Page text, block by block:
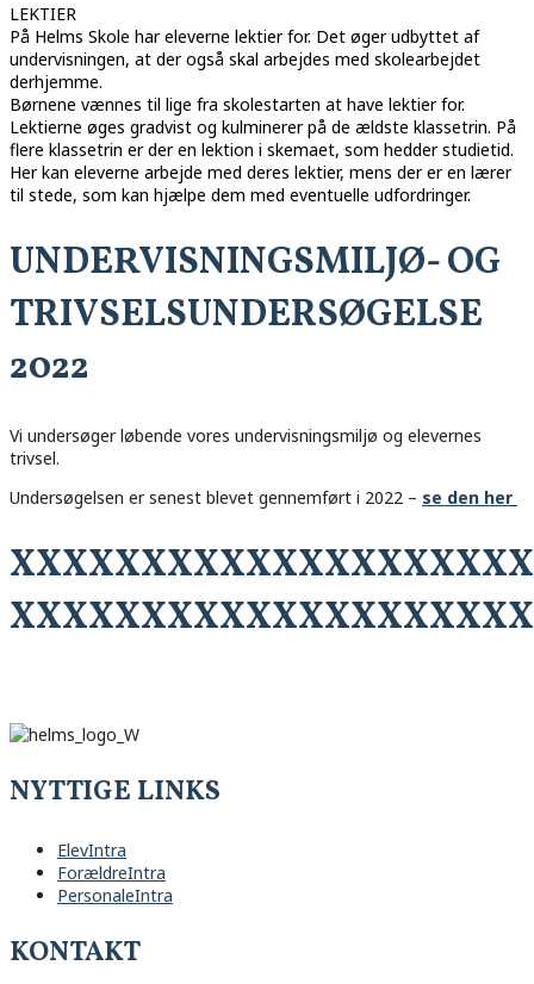
LEKTIER
På Helms Skole har eleverne lektier for. Det øger udbyttet af
undervisningen, at der også skal arbejdes med skolearbejdet
derhjemme.
Børnene vænnes til lige fra skolestarten at have lektier for.
Lektierne øges gradvist og kulminerer på de ældste klassetrin. På
flere klassetrin er der en lektion i skemaet, som hedder studietid.
Her kan eleverne arbejde med deres lektier, mens der er en lærer
til stede, som kan hjælpe dem med eventuelle udfordringer.
UNDERVISNINGSMILJØ- OG
TRIVSELSUNDERSØGELSE
2022
Vi undersøger løbende vores undervisningsmiljø og elevernes
trivsel.
Undersøgelsen er senest blevet gennemført i 2022 – se den her
XXXXXXXXXXXXXXXXXXXX
XXXXXXXXXXXXXXXXXXXX
NYTTIGE LINKS
ElevIntra
ForældreIntra
PersonaleIntra
KONTAKT